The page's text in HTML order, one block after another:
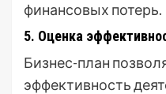
финансовых потерь.
5. Оценка
Бизнес-план
эффективность